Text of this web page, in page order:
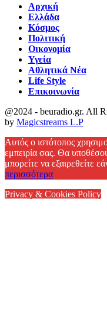
Αρχική
Ελλάδα
Κόσμος
Πολιτική
Οικονομία
Υγεία
Αθλητικά Νέα
Life Style
Επικοινωνία
@2024 - beuradio.gr. All
by Magicstreams L.P
Αυτός ο ιστότοπος
εμπειρία σας. Θα
μπορείτε να εξαιρεθείτε
περισσότερα
Privacy & Cookies Policy